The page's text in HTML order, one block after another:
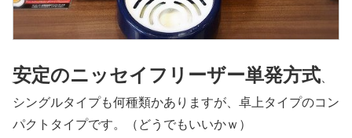
安定のニッセイフリーザー単発方式
シングルタイプも何種類かありますが、卓上タイプのコン
パクトタイプです。（どうでもいいかｗ）